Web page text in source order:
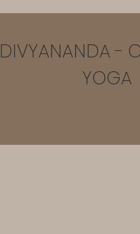
DIVYANANDA -
YOGA